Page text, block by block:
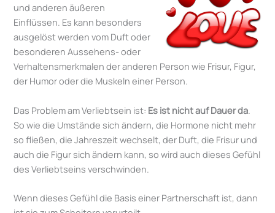
und anderen äußeren
Einflüssen. Es kann besonders
ausgelöst werden vom Duft oder
besonderen Aussehens- oder
Verhaltensmerkmalen der anderen Person wie Frisur, Figur,
der Humor oder die Muskeln einer Person.
Das Problem am Verliebtsein ist: Es ist nicht auf Dauer da.
So wie die Umstände sich ändern, die Hormone nicht mehr
so fließen, die Jahreszeit wechselt, der Duft, die Frisur und
auch die Figur sich ändern kann, so wird auch dieses Gefühl
des Verliebtseins verschwinden.
Wenn dieses Gefühl die Basis einer Partnerschaft ist, dann